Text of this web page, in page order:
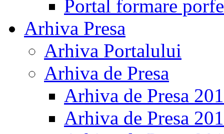
Portal formare
Arhiva Presa
Arhiva Portalului
Arhiva de Presa
Arhiva de Presa
Arhiva de Presa